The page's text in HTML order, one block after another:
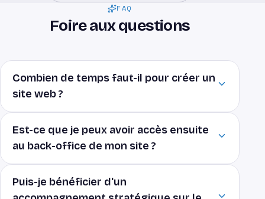
FAQ
Foire aux questions
Combien de temps faut-il pour créer un
site web ?
Est-ce que je peux avoir accès ensuite
au back-office de mon site ?
Puis-je bénéficier d'un